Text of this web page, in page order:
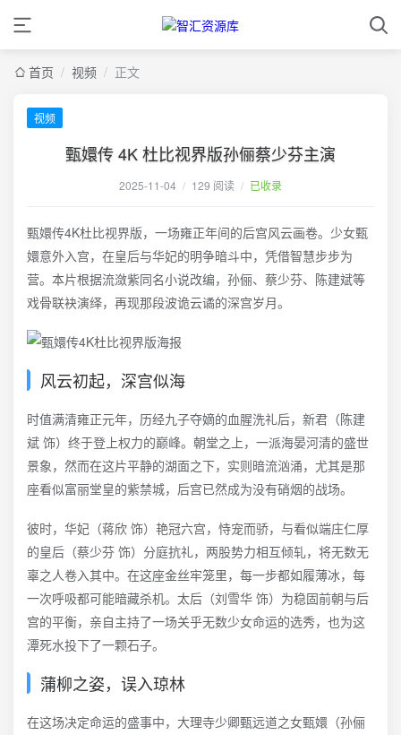
首页 / 视频 / 正文
视频
甄嬛传 4K 杜比视界版孙俪蔡少芬主演
2025-11-04 / 129 阅读 / 已收录
甄嬛传4K杜比视界版，一场雍正年间的后宫风云画卷。少女甄
嬛意外入宫，在皇后与华妃的明争暗斗中，凭借智慧步步为
营。本片根据流潋紫同名小说改编，孙俪、蔡少芬、陈建斌等
戏骨联袂演绎，再现那段波诡云谲的深宫岁月。
风云初起，深宫似海
时值满清雍正元年，历经九子夺嫡的血腥洗礼后，新君（陈建
斌 饰）终于登上权力的巅峰。朝堂之上，一派海晏河清的盛世
景象，然而在这片平静的湖面之下，实则暗流汹涌，尤其是那
座看似富丽堂皇的紫禁城，后宫已然成为没有硝烟的战场。
彼时，华妃（蒋欣 饰）艳冠六宫，恃宠而骄，与看似端庄仁厚
的皇后（蔡少芬 饰）分庭抗礼，两股势力相互倾轧，将无数无
辜之人卷入其中。在这座金丝牢笼里，每一步都如履薄冰，每
一次呼吸都可能暗藏杀机。太后（刘雪华 饰）为稳固前朝与后
宫的平衡，亲自主持了一场关乎无数少女命运的选秀，也为这
潭死水投下了一颗石子。
蒲柳之姿，误入琼林
在这场决定命运的盛事中，大理寺少卿甄远道之女甄嬛（孙俪